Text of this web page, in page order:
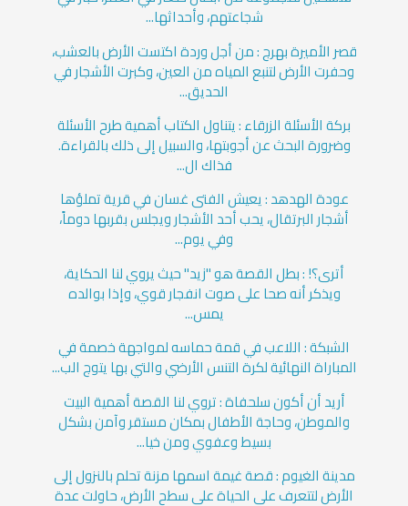
شجاعتهم، وأحداثها...
قصر الأميرة بهرج : من أجل وردة اكتست الأرض بالعشب،
وحفرت الأرض لتنبع المياه من العين، وكبرت الأشجار في
الحديق...
بركة الأسئلة الزرقاء : يتناول الكتاب أهمية طرح الأسئلة
وضرورة البحث عن أجوبتها، والسبيل إلى ذلك بالقراءة.
فذاك ال...
عودة الهدهد : يعيش الفتى غسان في قرية تملؤها
أشجار البرتقال، يحب أحد الأشجار ويجلس بقربها دوماً،
وفي يوم...
أترى؟! : بطل القصة هو "زيد" حيث يروي لنا الحكاية،
ويذكر أنه صحا على صوت انفجار قوي، وإذا بوالده
يمس...
الشبكة : اللاعب في قمة حماسه لمواجهة خصمة في
المباراة النهائية لكرة التنس الأرضي والتي بها يتوج الب...
أريد أن أكون سلحفاة : تروي لنا القصة أهمية البيت
والموطن، وحاجة الأطفال بمكان مستقر وآمن بشكل
بسيط وعفوي ومن خيا...
مدينة الغيوم : قصة غيمة اسمها مزنة تحلم بالنزول إلى
الأرض لتتعرف على الحياة على سطح الأرض، حاولت عدة